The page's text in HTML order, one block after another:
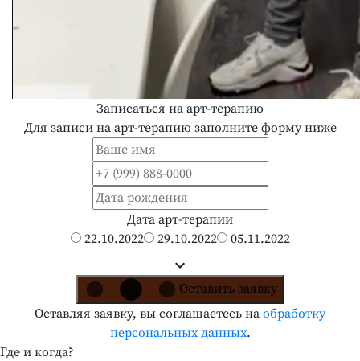
Записаться на арт-терапию
Для записи на арт-терапию заполните форму ниже
Дата арт-терапии
22.10.2022
29.10.2022 05.11.2022
Оставить заявку
Оставляя заявку, вы соглашаетесь на обработку
персональных данных.
Где и когда?